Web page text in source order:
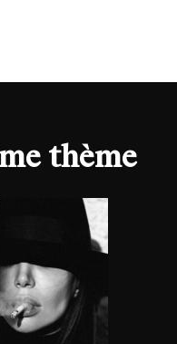
thème